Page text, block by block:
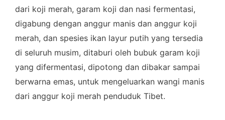
dari koji merah, garam koji dan nasi fermentasi,
digabung dengan anggur manis dan anggur koji
merah, dan spesies ikan layur putih yang tersedia
di seluruh musim, ditaburi oleh bubuk garam koji
yang difermentasi, dipotong dan dibakar sampai
berwarna emas, untuk mengeluarkan wangi manis
dari anggur koji merah penduduk Tibet.